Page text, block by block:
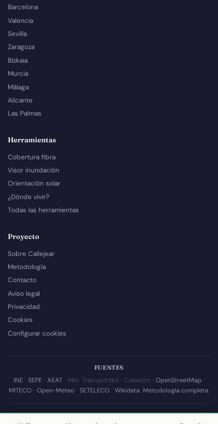
Barcelona
Valencia
Sevilla
Zaragoza
Bizkaia
Murcia
Málaga
Alicante
Las Palmas
Herramientas
Cobertura fibra
Visor inundación
Orientación solar
¿Dónde vivir?
Todas las herramientas
Proyecto
Sobre Callejear
Metodología
Contacto
Aviso legal
Privacidad
Cookies
Configurar cookies
FUENTES
INE· SEPE· AEAT· Min. Transportes · Catastro · OpenStreetMap·
MITECO· Open-Meteo · SETELECO· Wikidata. Metodología completa.
© 2026 Callejear.com — Directorio municipal de España con datos